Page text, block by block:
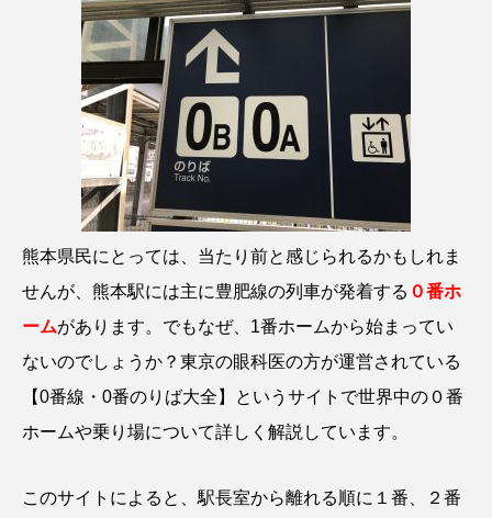
熊本県民にとっては、当たり前と感じられるかもしれま
せんが、熊本駅には主に豊肥線の列車が発着する ０番ホ
ームがあります。 でもなぜ、1番ホームから始まってい
ないのでしょうか？ 東京の眼科医の方が運営されている
【0番線・0番のりば大全】
というサイトで世界中の０番
ホームや乗り場について詳しく解説しています。
このサイトによると、駅長室から離れる順に１番、２番